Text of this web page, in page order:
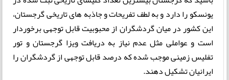
یونسکو را دارد و به لطف تفریحات و جاذبه های تاریخی گرجستان،
این کشور در میان گردشگران از محبوبیت قابل توجهی برخوردار
است و عواملی مثل عدم نیاز به دریافت ویزا گرجستان و تور
تفلیس زمینی موجب شده که درصد قابل توجهی از گردشگران را
ایرانیان تشکیل دهند.